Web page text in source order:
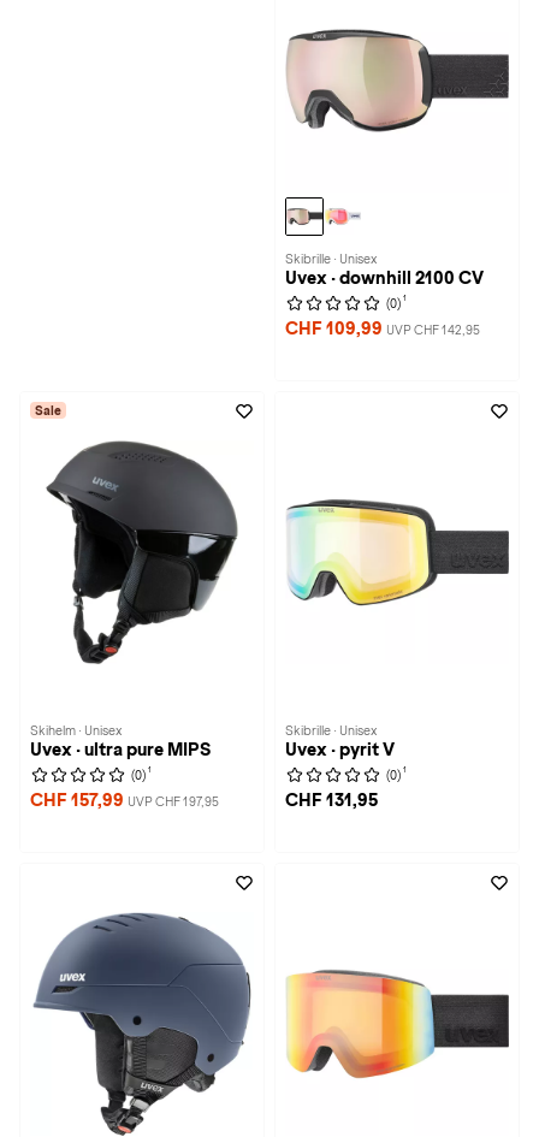
Skibrille · Unisex
Uvex · downhill 2100 CV
(0) 1
CHF 109,99 UVP CHF 142,95
Sale
Skihelm · Unisex
Uvex · ultra pure MIPS
(0) 1
CHF 157,99 UVP CHF 197,95
Skibrille · Unisex
Uvex · pyrit V
(0) 1
CHF 131,95